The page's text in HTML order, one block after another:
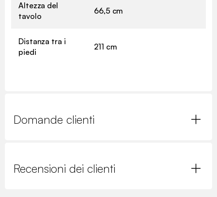
Altezza del
tavolo
66,5 cm
Distanza tra i
piedi
211 cm
Domande clienti
Recensioni dei clienti